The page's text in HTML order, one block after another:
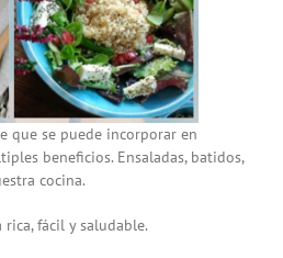
que se puede incorporar en
beneficios. Ensaladas, batidos,
cocina.
fácil y saludable.